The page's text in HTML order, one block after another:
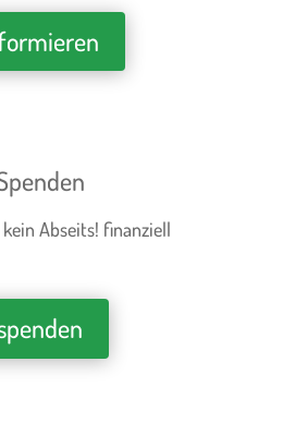
Abseits! finanziell